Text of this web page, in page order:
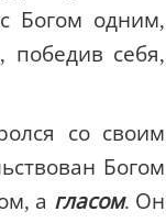
Богом одним,
себя,
со своим
Богом
а гласом. Он